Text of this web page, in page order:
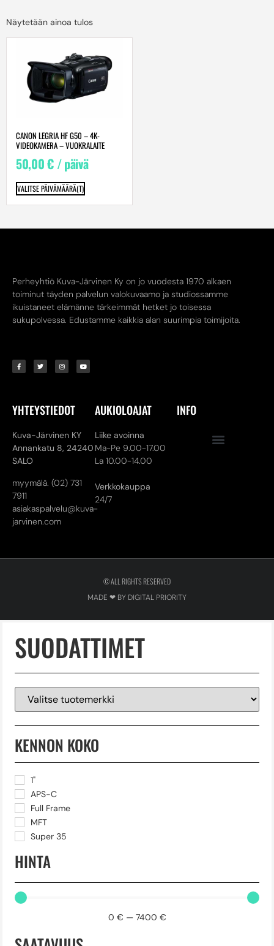
Näytetään ainoa tulos
CANON LEGRIA HF G50 – 4K-
VIDEOKAMERA – VUOKRALAITE
50,00€/ päivä
VALITSE PÄIVÄMÄÄRÄ(T)
Perheyhtiö Kuva-Järvinen Ky on jo vuodesta 1970 alkaen
toiminut täyden palvelun valokuvaamo ja studiossamme
ikuistaneet elämänne tärkeimmät hetket jo toisessa
sukupolvessa. Edustamme kaikkia alan suurimpia toimijoita.
YHTEYSTIEDOT
Kuva-Järvinen KY
Annankatu 8, 24240
SALO
myymälä. (02) 731
7911
asiakaspalvelu@kuva-
jarvinen.com
AUKIOLOAJAT
Liike avoinna
Ma-Pe 9.00-17.00
La 10.00-14.00
Verkkokauppa
24/7
INFO
© ALL RIGHTS RESERVED
MADE ❤ BY DIGITAL PRIORITY
SUODATTIMET
KENNON KOKO
1"
APS-C
Full Frame
MFT
Super 35
HINTA
0 € — 7400 €